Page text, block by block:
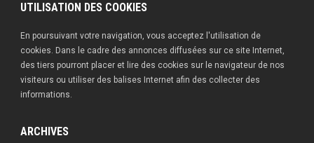
UTILISATION DES COOKIES
En poursuivant votre navigation, vous acceptez l'utilisation de
cookies. Dans le cadre des annonces diffusées sur ce site Internet,
des tiers pourront placer et lire des cookies sur le navigateur de nos
visiteurs ou utiliser des balises Internet afin des collecter des
informations.
ARCHIVES